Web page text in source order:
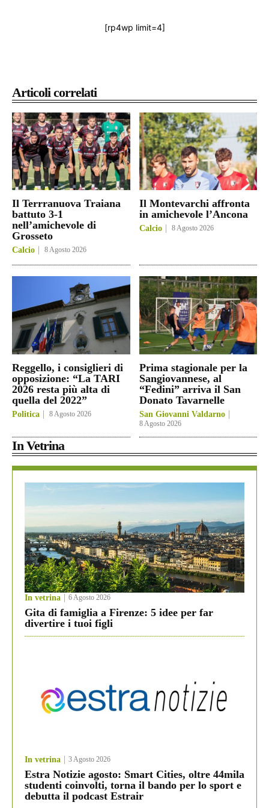
Articoli correlati
Il Terrranuova Traiana
battuto 3-1
nell’amichevole di
Grosseto
Calcio 8 Agosto 2026
Il Montevarchi affronta
in amichevole l’Ancona
Calcio 8 Agosto 2026
Reggello, i consiglieri di
opposizione: “La TARI
2026 resta più alta di
quella del 2022”
Politica 8 Agosto 2026
Prima stagionale per la
Sangiovannese, al
“Fedini” arriva il San
Donato Tavarnelle
San Giovanni Valdarno
8 Agosto 2026
In Vetrina
In vetrina 6 Agosto 2026
Gita di famiglia a Firenze: 5 idee per far
divertire i tuoi figli
In vetrina 3 Agosto 2026
Estra Notizie agosto: Smart Cities, oltre 44mila
studenti coinvolti, torna il bando per lo sport e
debutta il podcast Estrair
[rp4wp limit=4]